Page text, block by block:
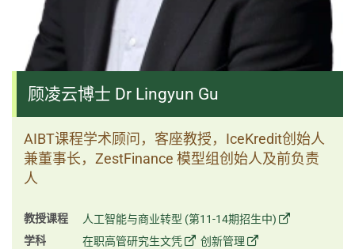
顾凌云博士 Dr Lingyun Gu
AIBT课程学术顾问，客座教授，IceKredit创始人
兼董事长，ZestFinance 模型组创始人及前负责
人
教授课程
人工智能与商业转型 (第11-14期招生中)
学科
在职高管研究生文凭 创新管理